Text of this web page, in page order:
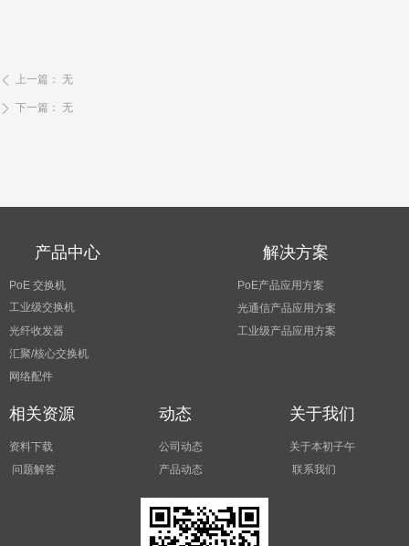
ꄴ 上一篇： 无
ꄲ 下一篇： 无
产品中心
工业级交换机
PoE 交换机
光纤收发器
汇聚/核心交换机
网络配件
解决方案
PoE产品应用方案
光通信产品应用方案
工业级产品应用方案
动态
公司动态
产品动态
相关资源
资料下载
问题解答
关于我们
关于本初子午
联系我们